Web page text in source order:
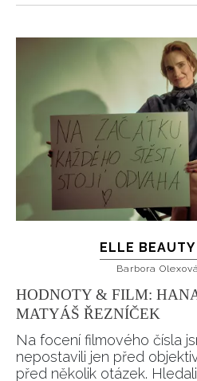
ELLE
Barbora Olexová
HODNOTY & FILM:
MATYÁŠ ŘEZNÍČEK
Na focení filmového čísla
nepostavili jen před
před několik otázek.